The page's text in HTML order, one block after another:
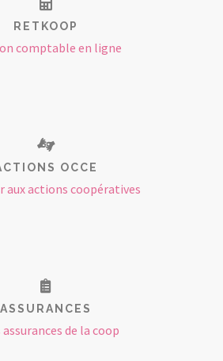
RETKOOP
comptable en ligne
OCCE
aux actions coopératives
ASSURANCES
de la coop